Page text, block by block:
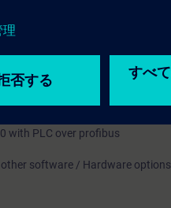
with PLC over profibus
software / Hardware options